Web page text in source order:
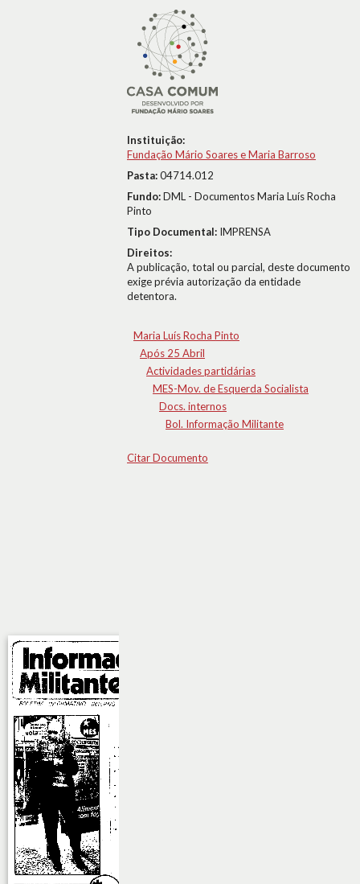
Instituição:
Fundação Mário Soares e Maria Barroso
Pasta:04714.012
Fundo:DML - Documentos Maria Luís Rocha
Pinto
Tipo Documental: IMPRENSA
Direitos:
A publicação, total ou parcial, deste documento
exige prévia autorização da entidade
detentora.
Maria Luís Rocha Pinto
Após 25 Abril
Actividades partidárias
MES-Mov. de Esquerda Socialista
Docs. internos
Bol. Informação Militante
Citar Documento